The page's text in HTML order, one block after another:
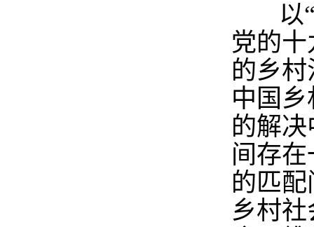
以“
党的
的乡
中国
的解
间存
的匹
乡村